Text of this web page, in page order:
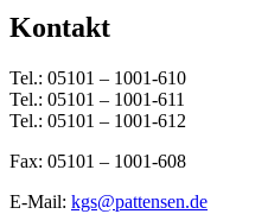
Kontakt
Tel.: 05101 – 1001-610
Tel.: 05101 – 1001-611
Tel.: 05101 – 1001-612
Fax: 05101 – 1001-608
E-Mail: kgs@pattensen.de